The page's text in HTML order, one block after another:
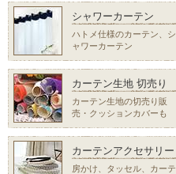
シャワーカーテン
ハトメ仕様のカーテン、シ
ャワーカーテン
カーテン生地 切売り
カーテン生地の切売り販
売・クッションカバーも
カーテンアクセサリー
房かけ、タッセル、カーテ